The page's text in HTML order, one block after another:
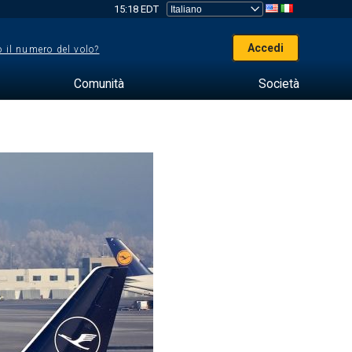
15:18 EDT
il numero del volo? Accedi
Comunità Società